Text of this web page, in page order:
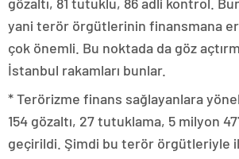
yani terör örgütlerinin finansmana
çok önemli. Bu noktada da göz
İstanbul rakamları bunlar.
* Terörizme finans sağlayanlara
154 gözaltı, 27 tutuklama, 5 milyon
geçirildi. Şimdi bu terör örgütleriyle